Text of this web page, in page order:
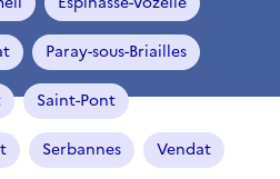
Paray-sous-Briailles
Saint-Pont
Serbannes Vendat